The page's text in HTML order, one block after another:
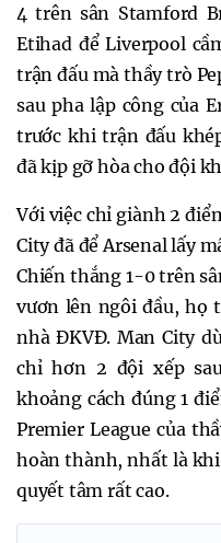
4 trên sân Stamford
Etihad để Liverpool
trận đấu mà thầy trò
sau pha lập công của
trước khi trận đấu
đã kịp gỡ hòa cho đội
Với việc chỉ giành 2
City đã để Arsenal lấy
Chiến thắng 1-0 trên
vươn lên ngôi đầu, họ
nhà ĐKVĐ. Man City
chỉ hơn 2 đội xếp
khoảng cách đúng 1
Premier League của
hoàn thành, nhất là
quyết tâm rất cao.